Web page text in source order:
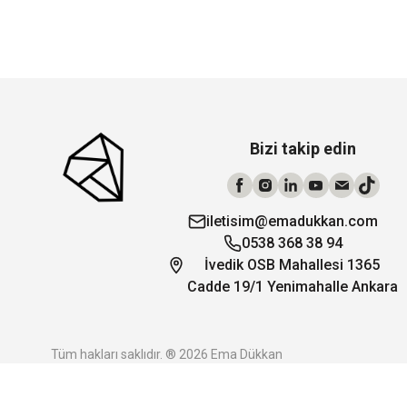
Bizi takip edin
iletisim@emadukkan.com
0538 368 38 94
İvedik OSB Mahallesi 1365
Cadde 19/1 Yenimahalle Ankara
Tüm hakları saklıdır. ® 2026 Ema Dükkan